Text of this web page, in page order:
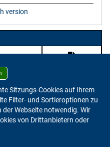
version
Sitzungs-Cookies auf Ihrem
Filter- und Sortieroptionen zu
Webseite notwendig. Wir
von Drittanbietern oder